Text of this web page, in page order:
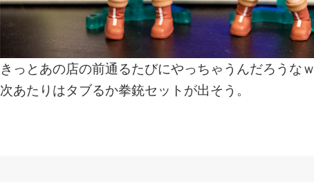
きっとあの店の前通るたびにやっちゃうんだろうなｗ
次あたりはタブるか拳銃セットが出そう。